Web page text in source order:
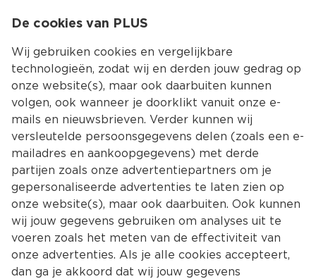
Kies jouw
Terug Producten
De cookies van PLUS
Wij gebruiken cookies en vergelijkbare
technologieën, zodat wij en derden jouw gedrag op
onze website(s), maar ook daarbuiten kunnen
volgen, ook wanneer je doorklikt vanuit onze e-
mails en nieuwsbrieven. Verder kunnen wij
versleutelde persoonsgegevens delen (zoals een e-
mailadres en aankoopgegevens) met derde
partijen zoals onze advertentiepartners om je
gepersonaliseerde advertenties te laten zien op
onze website(s), maar ook daarbuiten. Ook kunnen
wij jouw gegevens gebruiken om analyses uit te
voeren zoals het meten van de effectiviteit van
onze advertenties. Als je alle cookies accepteert,
dan ga je akkoord dat wij jouw gegevens